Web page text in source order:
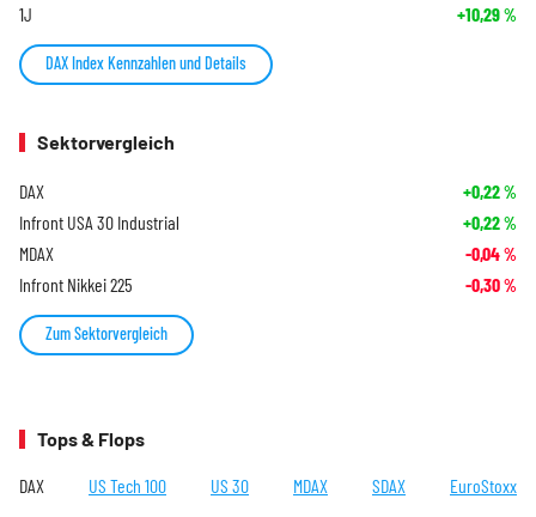
1J +10,29%
DAX Index Kennzahlen und Details
Sektorvergleich
DAX +0,22%
Infront USA 30 Industrial +0,22%
MDAX -0,04%
Infront Nikkei 225 -0,30%
Zum Sektorvergleich
Tops & Flops
DAX US Tech 100 US 30 MDAX SDAX EuroStoxx